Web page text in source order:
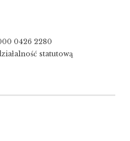
0426 2280
statutową